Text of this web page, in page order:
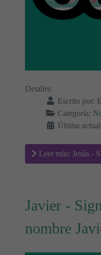
Detalles
Escrito por:
Categoría:
Última
Leer más: Jesús -
Javier -
nombre